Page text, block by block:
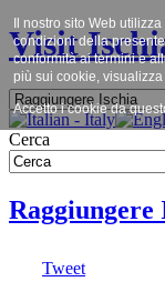
Visit
Cerca
Raggiungere
Tweet
Il nostro sito Web
condizioni della
conformità ai termini e
più sui cookie,
Accetto i cookie da